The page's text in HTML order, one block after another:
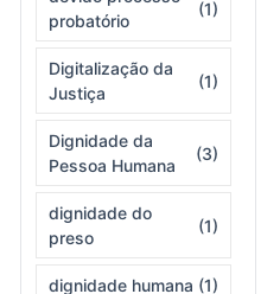
probatório
(1)
Digitalização da
Justiça
(1)
Dignidade da
Pessoa Humana
(3)
dignidade do
preso
(1)
dignidade humana (1)